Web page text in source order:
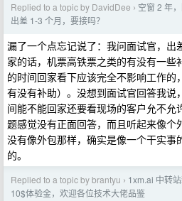
Replied to a topic by DavidDee › 空窗 2 年
出差 1-3 个月，要接吗？
漏了一个点忘记说了：我问面试官，出
家的话，机票高铁票之类的有没有一些
的时间回家看下应该完全不影响工作的
有没有补助）。没想到面试官回答我说
间能不能回家还要看现场的客户允不允
题感觉没有正面回答，而且听起来像个
没有像外包那样，确实是像一个干实事
的。
Replied to a topic by brantyu › 1xm.ai 中转
10$体验金，欢迎各位技术大佬品鉴